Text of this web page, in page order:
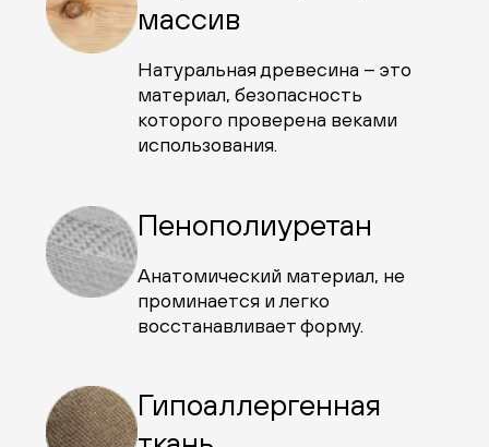
массив
Натуральная древесина – это
материал, безопасность
которого проверена веками
использования.
Пенополиуретан
Анатомический материал, не
проминается и легко
восстанавливает форму.
Гипоаллергенная